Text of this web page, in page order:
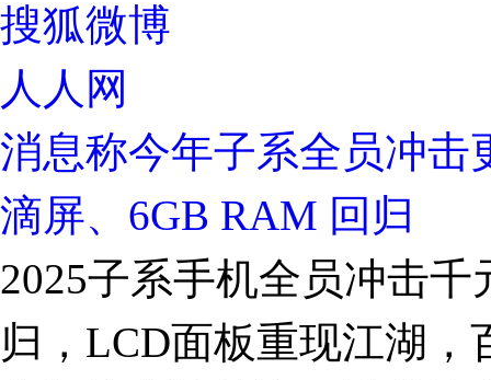
搜狐微博
人人网
消息称今年子系全员冲击
滴屏、6GB RAM 回归
2025子系手机全员冲击
归，LCD面板重现江湖，